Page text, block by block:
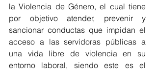
la Violencia de Género, el cual tiene
por objetivo atender, prevenir y
sancionar conductas que impidan el
acceso a las servidoras públicas a
una vida libre de violencia en su
entorno laboral, siendo este es el